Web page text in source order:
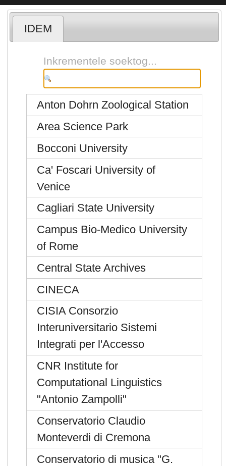
IDEM
Inkrementele soektog...
Anton Dohrn Zoological Station
Area Science Park
Bocconi University
Ca' Foscari University of
Venice
Cagliari State University
Campus Bio-Medico University
of Rome
Central State Archives
CINECA
CISIA Consorzio
Interuniversitario Sistemi
Integrati per l'Accesso
CNR Institute for
Computational Linguistics
"Antonio Zampolli"
Conservatorio Claudio
Monteverdi di Cremona
Conservatorio di musica "G.